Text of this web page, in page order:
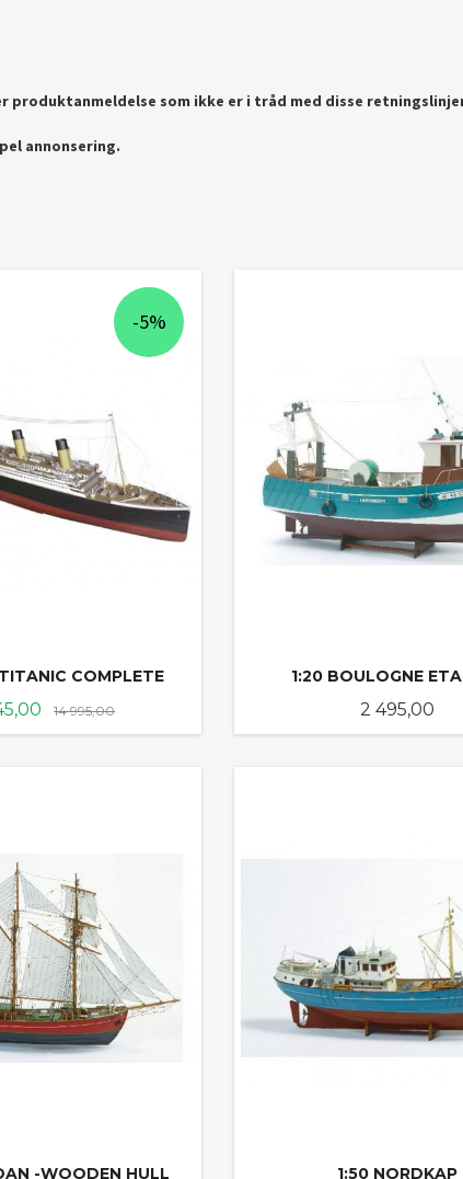
som ikke er i tråd med disse
annonsering.
COMPLETE
14 995,00Rabatt
-5%
1:20 BOULOGNE
Pris
2 495,00
-WOODEN HULL 1:50 NORDKAP